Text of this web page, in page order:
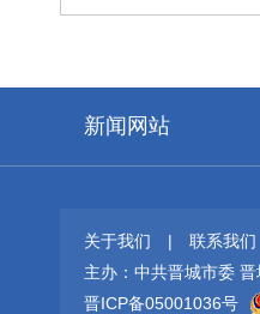
新闻网站
关于我们 | 联系我们
主办：中共晋城市委
晋ICP备05001036号